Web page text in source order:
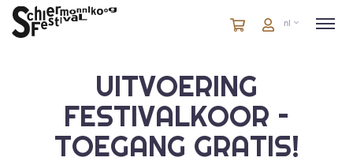
Winkelmandje
artikelen
Account
nl
UITVOERING
FESTIVALKOOR –
TOEGANG GRATIS!